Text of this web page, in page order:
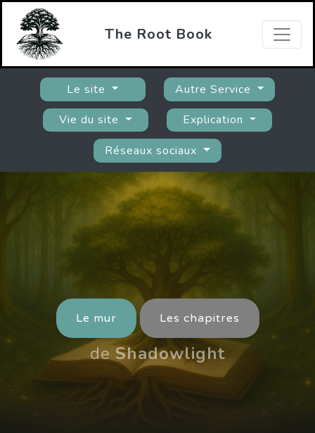
The Root Book
Le site
Autre Service
Vie du site
Explication
Réseaux sociaux
Le mur Les chapitres
de Shadowlight